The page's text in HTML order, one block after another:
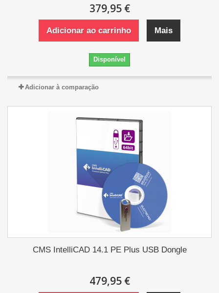
379,95 €
Adicionar ao carrinho Mais
Disponível
Adicionar à comparação
CMS IntelliCAD 14.1 PE Plus USB Dongle
479,95 €